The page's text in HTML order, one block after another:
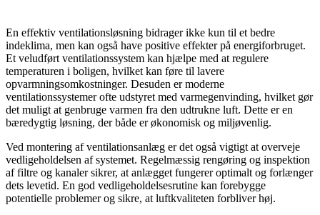
En effektiv ventilationsløsning bidrager ikke kun til et bedre
indeklima, men kan også have positive effekter på energiforbruget.
Et veludført ventilationssystem kan hjælpe med at regulere
temperaturen i boligen, hvilket kan føre til lavere
opvarmningsomkostninger. Desuden er moderne
ventilationssystemer ofte udstyret med varmegenvinding, hvilket gør
det muligt at genbruge varmen fra den udtrukne luft. Dette er en
bæredygtig løsning, der både er økonomisk og miljøvenlig.
Ved montering af ventilationsanlæg er det også vigtigt at overveje
vedligeholdelsen af systemet. Regelmæssig rengøring og inspektion
af filtre og kanaler sikrer, at anlægget fungerer optimalt og forlænger
dets levetid. En god vedligeholdelsesrutine kan forebygge
potentielle problemer og sikre, at luftkvaliteten forbliver høj.